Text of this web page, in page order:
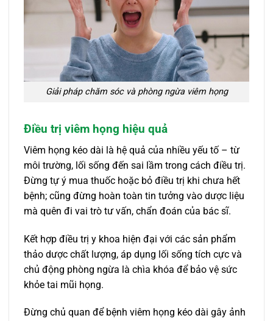
Giải pháp chăm sóc và phòng ngừa viêm họng
Điều trị viêm họng hiệu quả
Viêm họng kéo dài là hệ quả của nhiều yếu tố – từ
môi trường, lối sống đến sai lầm trong cách điều trị.
Đừng tự ý mua thuốc hoặc bỏ điều trị khi chưa hết
bệnh; cũng đừng hoàn toàn tin tưởng vào dược liệu
mà quên đi vai trò tư vấn, chẩn đoán của bác sĩ.
Kết hợp điều trị y khoa hiện đại với các sản phẩm
thảo dược chất lượng, áp dụng lối sống tích cực và
chủ động phòng ngừa là chìa khóa để bảo vệ sức
khỏe tai mũi họng.
Đừng chủ quan để bệnh viêm họng kéo dài gây ảnh